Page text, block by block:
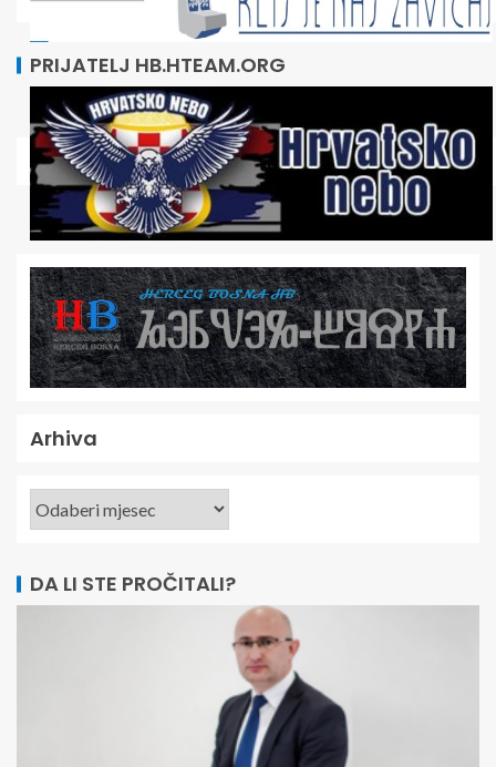
PRIJATELJ HB.HTEAM.ORG
Arhiva
DA LI STE PROČITALI?